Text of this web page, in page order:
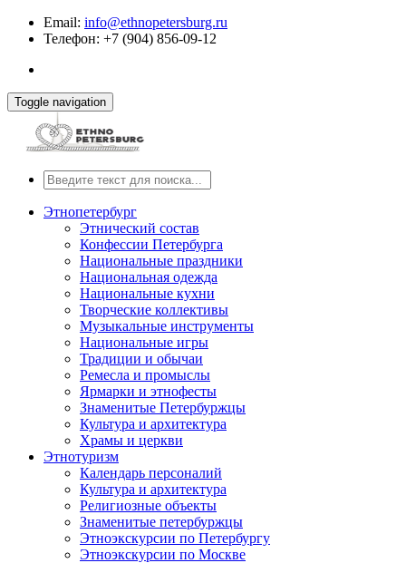
Email: info@ethnopetersburg.ru
Телефон: +7 (904) 856-09-12
Toggle navigation
Этнопетербург
Этнический состав
Конфессии Петербурга
Национальные праздники
Национальная одежда
Национальные кухни
Творческие коллективы
Музыкальные инструменты
Национальные игры
Традиции и обычаи
Ремесла и промыслы
Ярмарки и этнофесты
Знаменитые Петербуржцы
Культура и архитектура
Храмы и церкви
Этнотуризм
Календарь персоналий
Культура и архитектура
Религиозные объекты
Знаменитые петербуржцы
Этноэкскурсии по Петербургу
Этноэкскурсии по Москве